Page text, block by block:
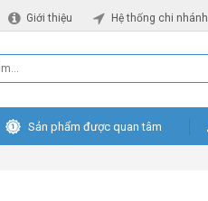
Giới thiệu Hệ thống chi nhánh
Sản phẩm được quan tâm